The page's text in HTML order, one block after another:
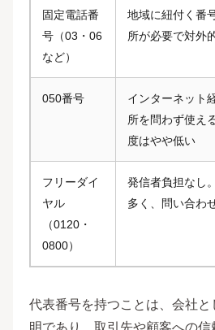
固定電話番
号（03・06
など）
地域に紐付く番
所が必要で対外
050番号
インターネット
所を問わず使え
度はやや低い
フリーダイ
ヤル
（0120・
0800）
発信者負担なし
多く、問い合わ
代表番号を持つことは、会社
明であり、取引先や顧客への信